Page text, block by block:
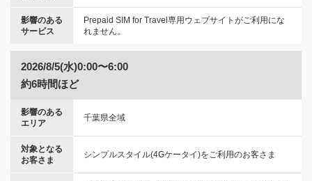
影響のある
サービス
Prepaid SIM for Travel専用ウェブサイトがご利用にな
れません。
2026/8/5(水)0:00〜6:00
約6時間ほど
影響のある
エリア
千葉県全域
対象となる
お客さま
シンプルスタイル(4Gケータイ)をご利用のお客さま